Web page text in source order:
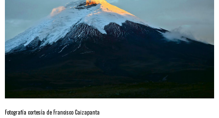
Fotografía cortesía de Francisco Caizapanta